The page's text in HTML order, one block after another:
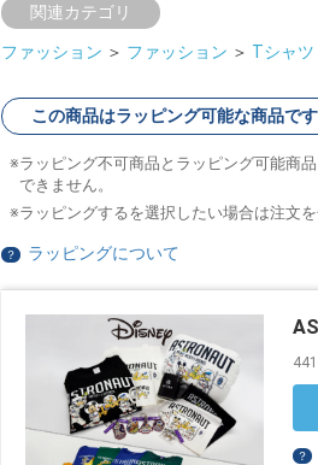
関連カテゴリ
ファッション ＞ ファッション ＞ Tシャツ
この商品はラッピング可能な商品です
ラッピング不可商品とラッピング可能商
できません。
ラッピングするを選択したい場合は注文
？ ラッピングについて
？